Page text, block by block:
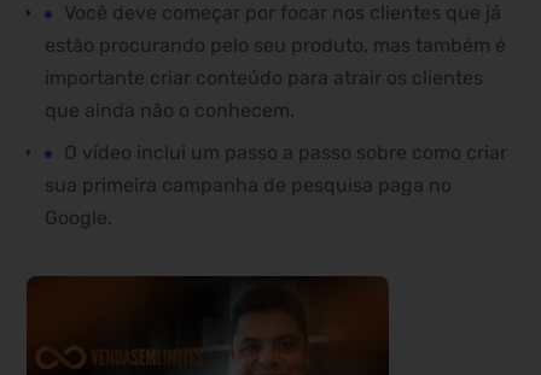
Você deve começar por focar nos clientes que já
estão procurando pelo seu produto, mas também é
importante criar conteúdo para atrair os clientes
que ainda não o conhecem.
O vídeo inclui um passo a passo sobre como criar
sua primeira campanha de pesquisa paga no
Google.